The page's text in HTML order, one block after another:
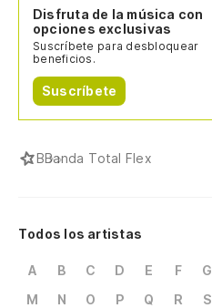
Disfruta de la música con
opciones exclusivas
Suscríbete para desbloquear
beneficios.
Suscríbete
BBanda Total Flex
Todos los artistas
A B C D E F G
M
N O P Q R S